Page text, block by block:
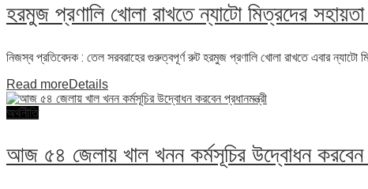
হরমুজ প্রণালি খোলা রাখতে ন্যাটো মিত্রদের সহায়তা
নিজস্ব প্রতিবেদক : তেল সরবরাহের গুরুত্বপূর্ণ রুট হরমুজ প্রণালি খোলা রাখতে এবার ন্যাটো
Read moreDetails
অর্থনীতি
আজ ৫৪ জেলায় খাল খনন কর্মসূচির উদ্বোধন করবেন